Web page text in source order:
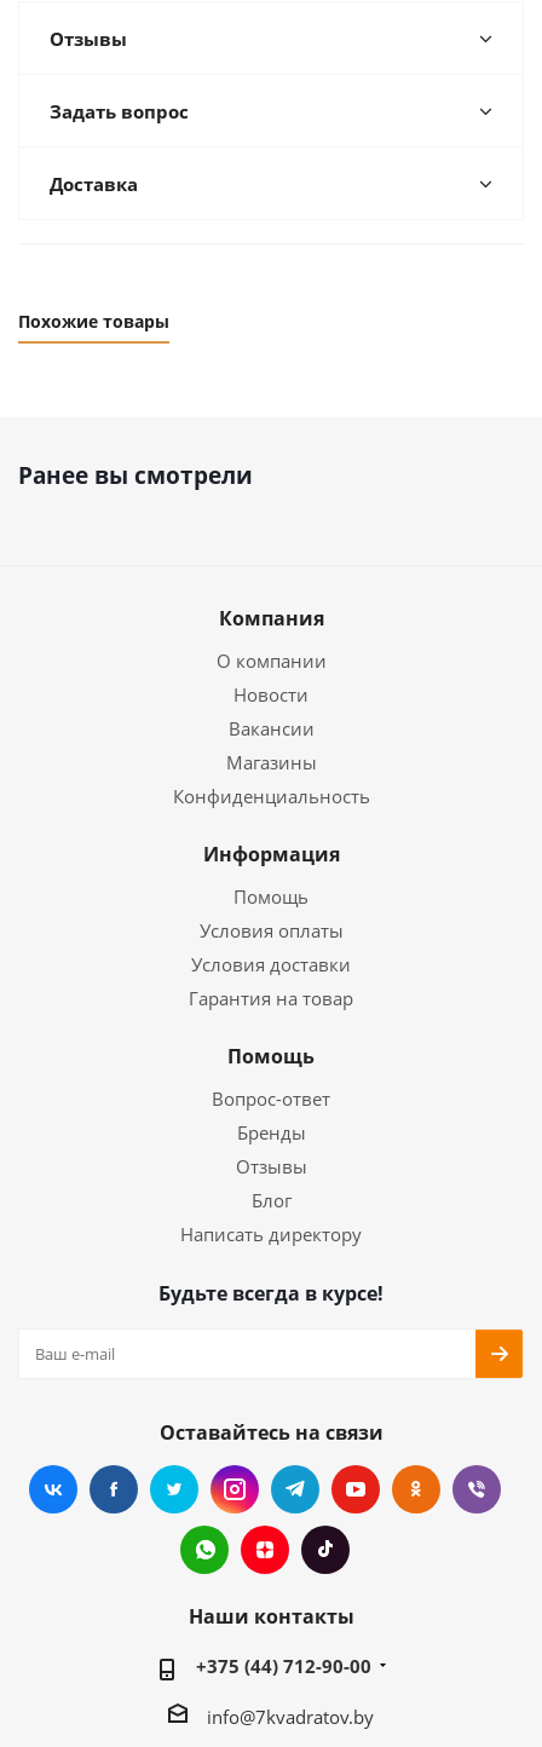
Отзывы
Задать вопрос
Доставка
Похожие товары
Ранее вы смотрели
Компания
О компании
Новости
Вакансии
Магазины
Конфиденциальность
Информация
Помощь
Условия оплаты
Условия доставки
Гарантия на товар
Помощь
Вопрос-ответ
Бренды
Отзывы
Блог
Написать директору
Будьте всегда в курсе!
Оставайтесь на связи
Наши контакты
+375 (44) 712-90-00
info@7kvadratov.by